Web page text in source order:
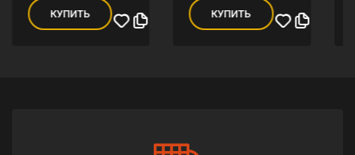
КУПИТЬ КУПИТЬ